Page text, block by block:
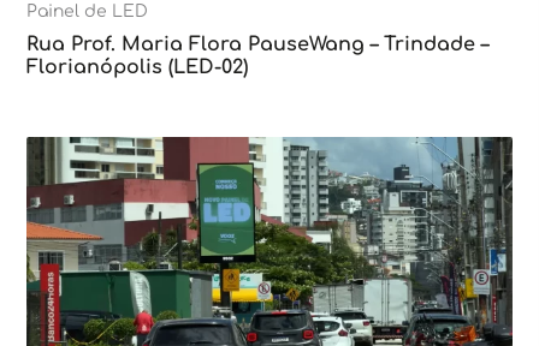
Painel de LED
Rua Prof. Maria Flora PauseWang – Trindade –
Florianópolis (LED-02)